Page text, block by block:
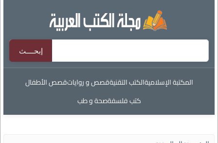
المكتبة الإسلاميةالكتب التقنيةقصص و رواياتقصص الأطفال
كتب فلسفةصحة و طب